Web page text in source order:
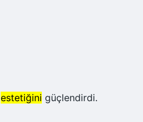
estetiğini güçlendirdi.